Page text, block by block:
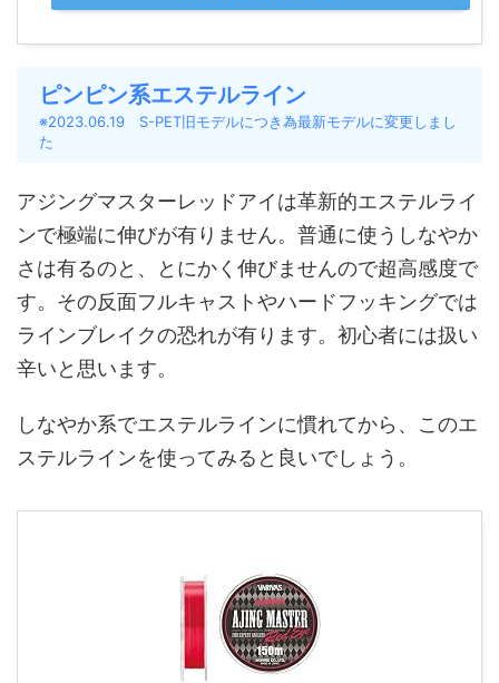
ピンピン系エステルライン
※2023.06.19 S-PET旧モデルにつき為最新モデルに変更しまし
た
アジングマスターレッドアイは革新的エステルライ
ンで極端に伸びが有りません。普通に使うしなやか
さは有るのと、とにかく伸びませんので超高感度で
す。その反面フルキャストやハードフッキングでは
ラインブレイクの恐れが有ります。初心者には扱い
辛いと思います。
しなやか系でエステルラインに慣れてから、このエ
ステルラインを使ってみると良いでしょう。